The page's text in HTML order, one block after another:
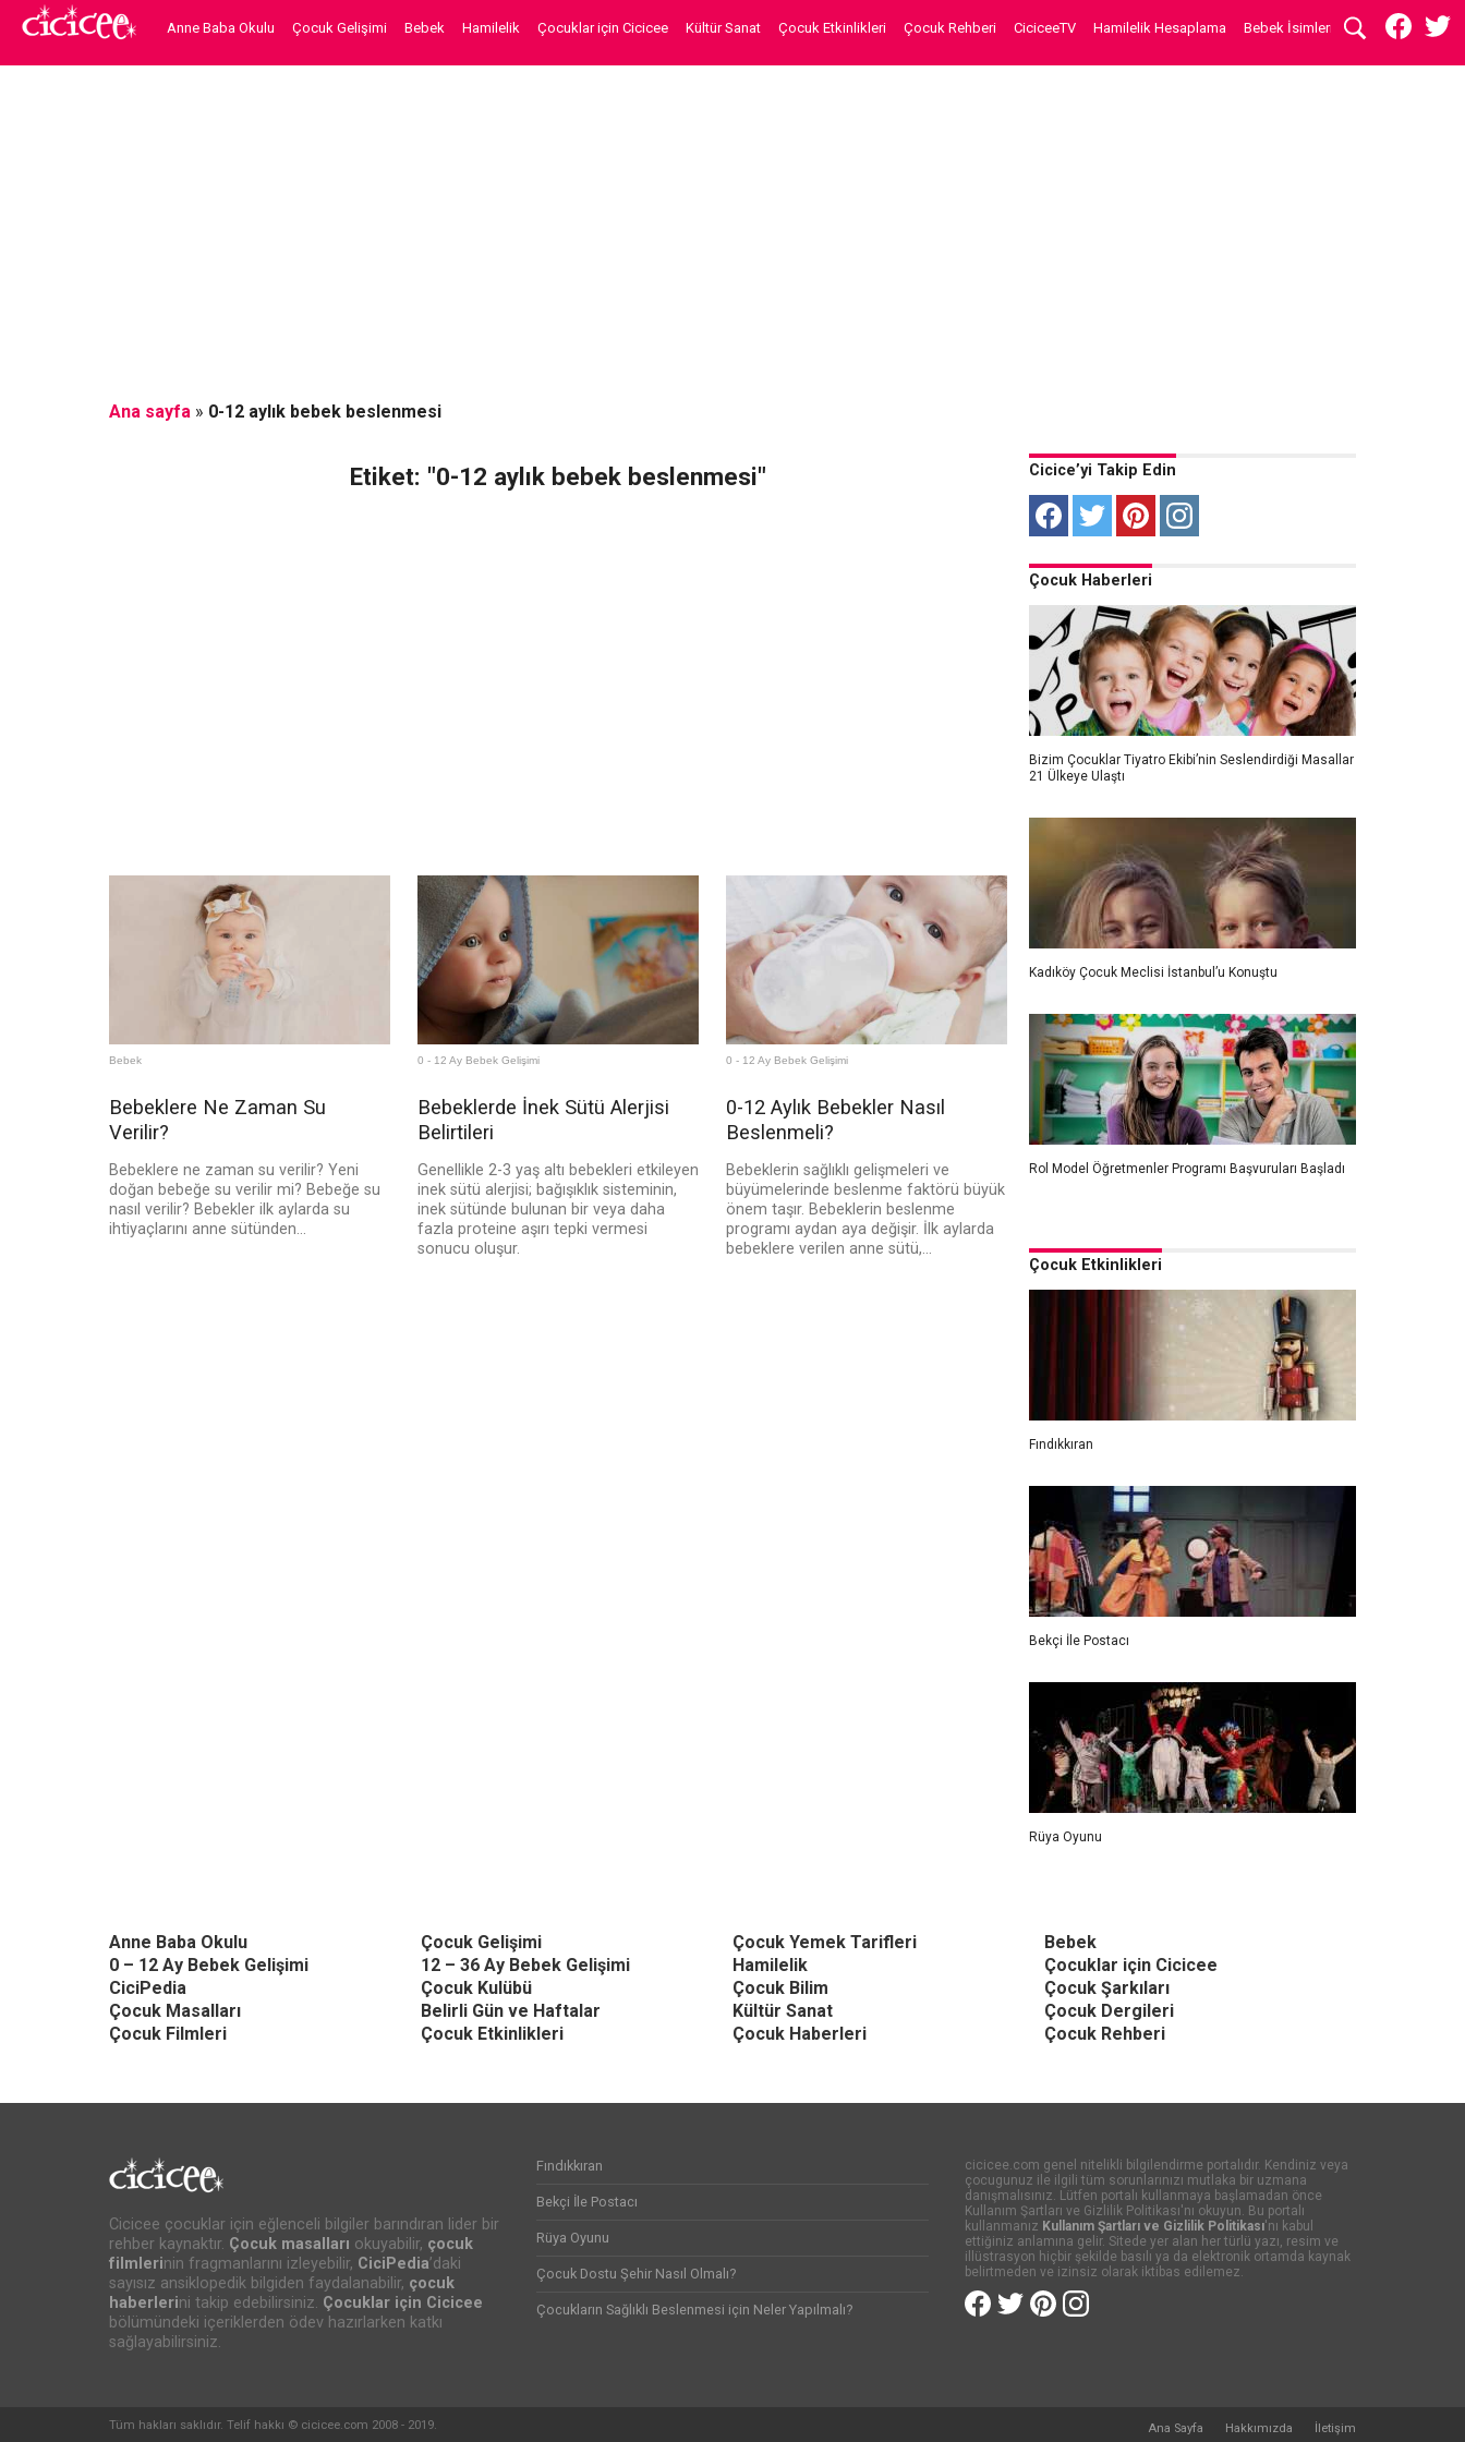
Anne Baba Okulu Çocuk Gelişimi Bebek Hamilelik Çocuklar için Cicicee Kültür Sanat Çocuk Etkinlikleri Çocuk Rehberi CiciceeTV Hamilelik Hesaplama Bebek İsimleri
Ana sayfa » 0-12 aylık bebek beslenmesi
Etiket: "0-12 aylık bebek beslenmesi"
Bebek
Bebeklere Ne Zaman Su
Verilir?
Bebeklere ne zaman su verilir? Yeni
doğan bebeğe su verilir mi? Bebeğe su
nasıl verilir? Bebekler ilk aylarda su
ihtiyaçlarını anne sütünden...
0 - 12 Ay Bebek Gelişimi
Bebeklerde İnek Sütü Alerjisi
Belirtileri
Genellikle 2-3 yaş altı bebekleri etkileyen
inek sütü alerjisi; bağışıklık sisteminin,
inek sütünde bulunan bir veya daha
fazla proteine aşırı tepki vermesi
sonucu oluşur.
0 - 12 Ay Bebek Gelişimi
0-12 Aylık Bebekler Nasıl
Beslenmeli?
Bebeklerin sağlıklı gelişmeleri ve
büyümelerinde beslenme faktörü büyük
önem taşır. Bebeklerin beslenme
programı aydan aya değişir. İlk aylarda
bebeklere verilen anne sütü,...
Cicice’yi Takip Edin
Çocuk Haberleri
Bizim Çocuklar Tiyatro Ekibi’nin Seslendirdiği Masallar
21 Ülkeye Ulaştı
Kadıköy Çocuk Meclisi İstanbul’u Konuştu
Rol Model Öğretmenler Programı Başvuruları Başladı
Çocuk Etkinlikleri
Fındıkkıran
Bekçi İle Postacı
Rüya Oyunu
Anne Baba Okulu Çocuk Gelişimi Çocuk Yemek Tarifleri
Bebek
0 – 12 Ay Bebek Gelişimi
12 – 36 Ay Bebek Gelişimi Hamilelik
Çocuklar için Cicicee
CiciPedia
Çocuk Kulübü Çocuk Bilim
Çocuk Şarkıları
Çocuk Masalları
Belirli Gün ve Haftalar Kültür Sanat
Çocuk Dergileri
Çocuk Filmleri
Çocuk Etkinlikleri Çocuk Haberleri Çocuk Rehberi
Cicicee çocuklar için eğlenceli bilgiler barındıran lider bir
rehber kaynaktır. Çocuk masalları okuyabilir, çocuk
filmlerinin fragmanlarını izleyebilir, CiciPedia’daki
sayısız ansiklopedik bilgiden faydalanabilir, çocuk
haberlerini takip edebilirsiniz. Çocuklar için Cicicee
bölümündeki içeriklerden ödev hazırlarken katkı
sağlayabilirsiniz.
Fındıkkıran
Bekçi İle Postacı
Rüya Oyunu
Çocuk Dostu Şehir Nasıl Olmalı?
Çocukların Sağlıklı Beslenmesi için Neler Yapılmalı?
cicicee.com genel nitelikli bilgilendirme portalıdır. Kendiniz veya
çocugunuz ile ilgili tüm sorunlarınızı mutlaka bir uzmana
danışmalısınız. Lütfen portalı kullanmaya başlamadan önce
Kullanım Şartları ve Gizlilik Politikası'nı okuyun. Bu portalı
kullanmanız Kullanım Şartları ve Gizlilik Politikası'nı kabul
ettiğiniz anlamına gelir. Sitede yer alan her türlü yazı, resim ve
illüstrasyon hiçbir şekilde basılı ya da elektronik ortamda kaynak
belirtmeden ve izinsiz olarak iktibas edilemez.
Ana Sayfa Hakkımızda İletişim
Tüm hakları saklıdır. Telif hakkı © cicicee.com 2008 - 2019.